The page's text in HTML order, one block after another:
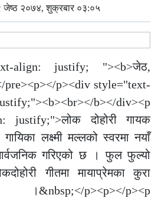
जेष्ठ २०७४, शुक्रबार ०३:०५
align: justify; "><b>जेठ,
pre><p></p><div style="text-
b></div><p
justify;">लोक दोहोरी गायक
लक्ष्मी मल्लको स्वरमा नयाँ
गरिएको छ । फुल फुल्यो
गीतमा मायाप्रेमका कुरा
p><p></p><p